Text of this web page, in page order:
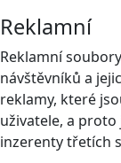
Reklamní
Reklamní
návštěvníků a
reklamy, které
uživatele, a
inzerenty třetích